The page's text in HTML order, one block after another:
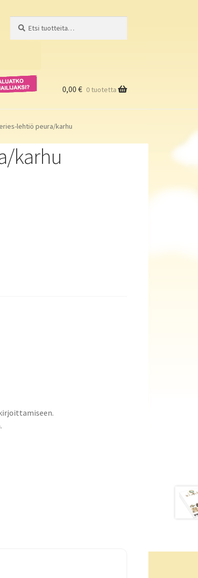
0,00 € 0 tuotetta
lehtiö peura/karhu
karhu